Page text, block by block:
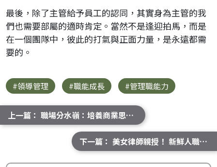
最後，除了主管給予員工的認同，其實身為主管的我
們也需要部屬的適時肯定。當然不是逢迎拍馬，而是
在一個團隊中，彼此的打氣與正面力量，是永遠都需
要的。
#領導管理 #職能成長 #管理職能力
上一篇： 職場分水嶺：培養商業思維才能無可取代
下一篇： 美女律師親授！ 新鮮人職場避雷指南